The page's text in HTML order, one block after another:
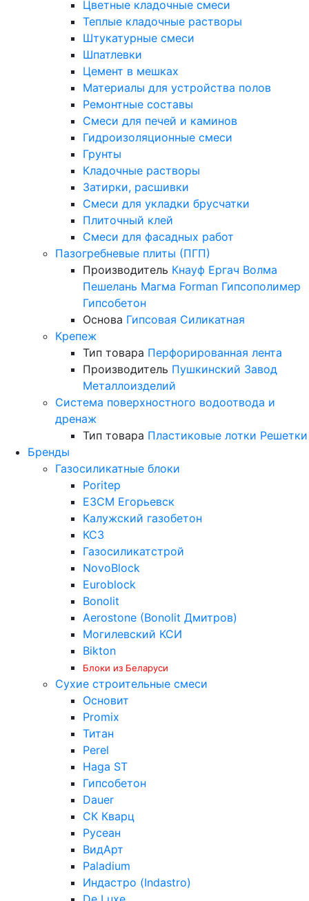
Цветные кладочные смеси
Теплые кладочные растворы
Штукатурные смеси
Шпатлевки
Цемент в мешках
Материалы для устройства полов
Ремонтные составы
Смеси для печей и каминов
Гидроизоляционные смеси
Грунты
Кладочные растворы
Затирки, расшивки
Смеси для укладки брусчатки
Плиточный клей
Смеси для фасадных работ
Пазогребневые плиты (ПГП)
Производитель Кнауф Ергач Волма
Пешелань Магма Forman Гипсополимер
Гипсобетон
Основа Гипсовая Силикатная
Крепеж
Тип товара Перфорированная лента
Производитель Пушкинский Завод
Металлоизделий
Система поверхностного водоотвода и
дренаж
Тип товара Пластиковые лотки Решетки
Бренды
Газосиликатные блоки
Poritep
ЕЗСМ Егорьевск
Калужский газобетон
КСЗ
Газосиликатстрой
NovoBlock
Euroblock
Bonolit
Aerostone (Bonolit Дмитров)
Могилевский КСИ
Bikton
Блоки из Беларуси
Сухие строительные смеси
Основит
Promix
Титан
Perel
Haga ST
Гипсобетон
Dauer
СК Кварц
Русеан
ВидАрт
Paladium
Индастро (Indastro)